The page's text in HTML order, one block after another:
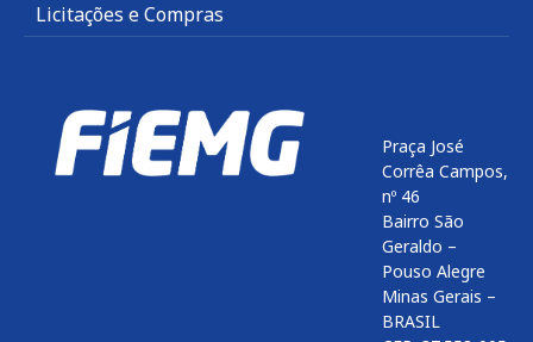
Licitações e Compras
Praça José
Corrêa Campos,
nº 46
Bairro São
Geraldo –
Pouso Alegre
Minas Gerais –
BRASIL